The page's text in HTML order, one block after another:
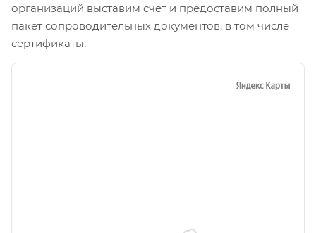
организаций выставим счет и предоставим полный
пакет сопроводительных документов, в том числе
сертификаты.